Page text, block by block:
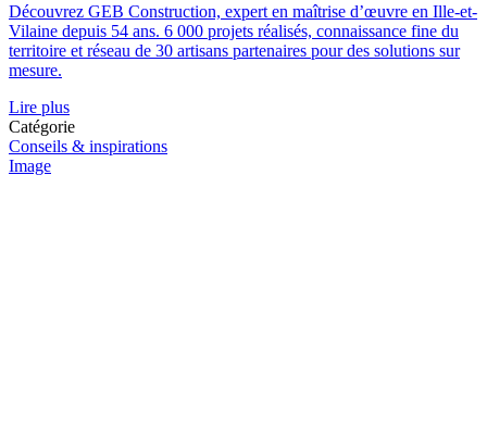
Découvrez GEB Construction, expert en maîtrise d’œuvre en Ille-et-
Vilaine depuis 54 ans. 6 000 projets réalisés, connaissance fine du
territoire et réseau de 30 artisans partenaires pour des solutions sur
mesure.
Lire plus
Catégorie
Conseils & inspirations
Image